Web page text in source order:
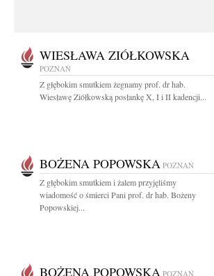
WIESŁAWA ZIÓŁKOWSKA
POZNAŃ
Z głębokim smutkiem żegnamy prof. dr hab.
Wiesławę Ziółkowską posłankę X, I i II kadencji...
BOŻENA POPOWSKA POZNAŃ
Z głębokim smutkiem i żalem przyjęliśmy
wiadomość o śmierci Pani prof. dr hab. Bożeny
Popowskiej...
BOŻENA POPOWSKA POZNAŃ